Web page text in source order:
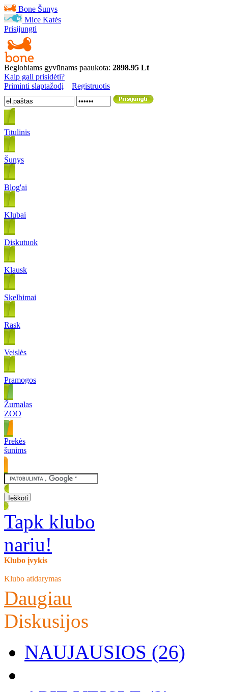
Bone Šunys
Mice Katės
Prisijungti
Beglobiams gyvūnams paaukota: 2898.95 Lt
Kaip gali prisidėti?
Priminti slaptažodį
Registruotis
Titulinis
Šunys
Blog'ai
Klubai
Diskutuok
Klausk
Skelbimai
Rask
Veislės
Pramogos
Žurnalas
ZOO
Prekės
šunims
Tapk klubo
nariu!
Klubo įvykis
Klubo atidarymas
Daugiau
Diskusijos
NAUJAUSIOS (26)